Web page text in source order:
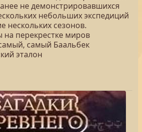
не демонстрировавшихся
небольших экспедиций
нескольких сезонов.
на перекрестке миров
самый Баальбек
эталон